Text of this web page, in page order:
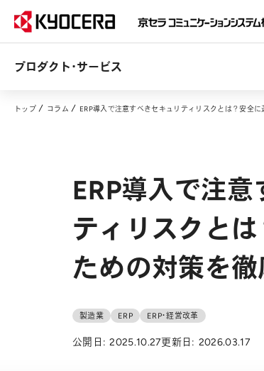
プロダクト・サービス
トップ コラム ERP導入で注意すべきセキュリティリスクとは？安全
ERP導入で注意
ティリスクと
ための対策を
製造業 ERP ERP・経営改革
公開日: 2025.10.27更新日: 2026.03.17